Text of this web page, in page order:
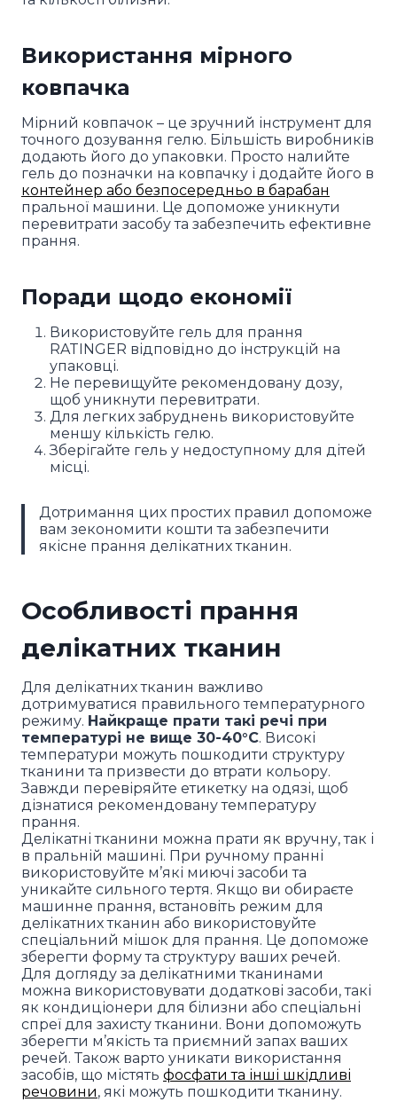
Використання мірного
ковпачка
Мірний ковпачок – це зручний інструмент для
точного дозування гелю. Більшість виробників
додають його до упаковки. Просто налийте
гель до позначки на ковпачку і додайте його в
контейнер або безпосередньо в барабан
пральної машини. Це допоможе уникнути
перевитрати засобу та забезпечить ефективне
прання.
Поради щодо економії
Використовуйте гель для прання
RATINGER відповідно до інструкцій на
упаковці.
Не перевищуйте рекомендовану дозу,
щоб уникнути перевитрати.
Для легких забруднень використовуйте
меншу кількість гелю.
Зберігайте гель у недоступному для дітей
місці.
Дотримання цих простих правил допоможе
вам зекономити кошти та забезпечити
якісне прання делікатних тканин.
Особливості прання
делікатних тканин
Для делікатних тканин важливо
дотримуватися правильного температурного
режиму. Найкраще прати такі речі при
температурі не вище 30-40°C. Високі
температури можуть пошкодити структуру
тканини та призвести до втрати кольору.
Завжди перевіряйте етикетку на одязі, щоб
дізнатися рекомендовану температуру
прання.
Делікатні тканини можна прати як вручну, так і
в пральній машині. При ручному пранні
використовуйте м’які миючі засоби та
уникайте сильного тертя. Якщо ви обираєте
машинне прання, встановіть режим для
делікатних тканин або використовуйте
спеціальний мішок для прання. Це допоможе
зберегти форму та структуру ваших речей.
Для догляду за делікатними тканинами
можна використовувати додаткові засоби, такі
як кондиціонери для білизни або спеціальні
спреї для захисту тканини. Вони допоможуть
зберегти м’якість та приємний запах ваших
речей. Також варто уникати використання
засобів, що містять фосфати та інші шкідливі
речовини, які можуть пошкодити тканину.